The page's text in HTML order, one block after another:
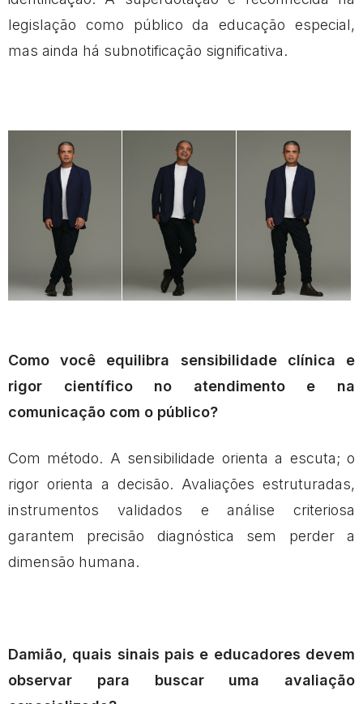
legislação como público da educação especial,
mas ainda há subnotificação significativa.
Como você equilibra sensibilidade clínica e
rigor científico no atendimento e na
comunicação com o público?
Com método. A sensibilidade orienta a escuta; o
rigor orienta a decisão. Avaliações estruturadas,
instrumentos validados e análise criteriosa
garantem precisão diagnóstica sem perder a
dimensão humana.
Damião, quais sinais pais e educadores devem
observar para buscar uma avaliação